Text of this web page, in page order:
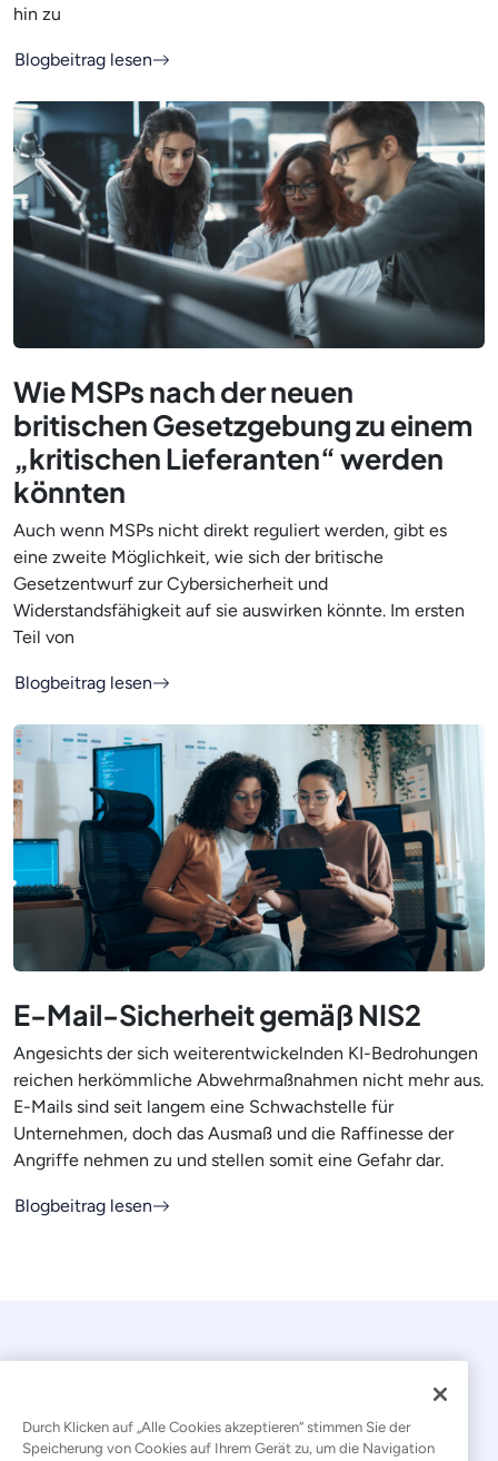
hin zu
Blogbeitrag lesen
Wie MSPs nach der neuen
britischen Gesetzgebung zu einem
„kritischen Lieferanten“ werden
könnten
Auch wenn MSPs nicht direkt reguliert werden, gibt es
eine zweite Möglichkeit, wie sich der britische
Gesetzentwurf zur Cybersicherheit und
Widerstandsfähigkeit auf sie auswirken könnte. Im ersten
Teil von
Blogbeitrag lesen
E-Mail-Sicherheit gemäß NIS2
Angesichts der sich weiterentwickelnden KI-Bedrohungen
reichen herkömmliche Abwehrmaßnahmen nicht mehr aus.
E-Mails sind seit langem eine Schwachstelle für
Unternehmen, doch das Ausmaß und die Raffinesse der
Angriffe nehmen zu und stellen somit eine Gefahr dar.
Blogbeitrag lesen
Durch Klicken auf „Alle Cookies akzeptieren“ stimmen Sie der
Speicherung von Cookies auf Ihrem Gerät zu, um die Navigation